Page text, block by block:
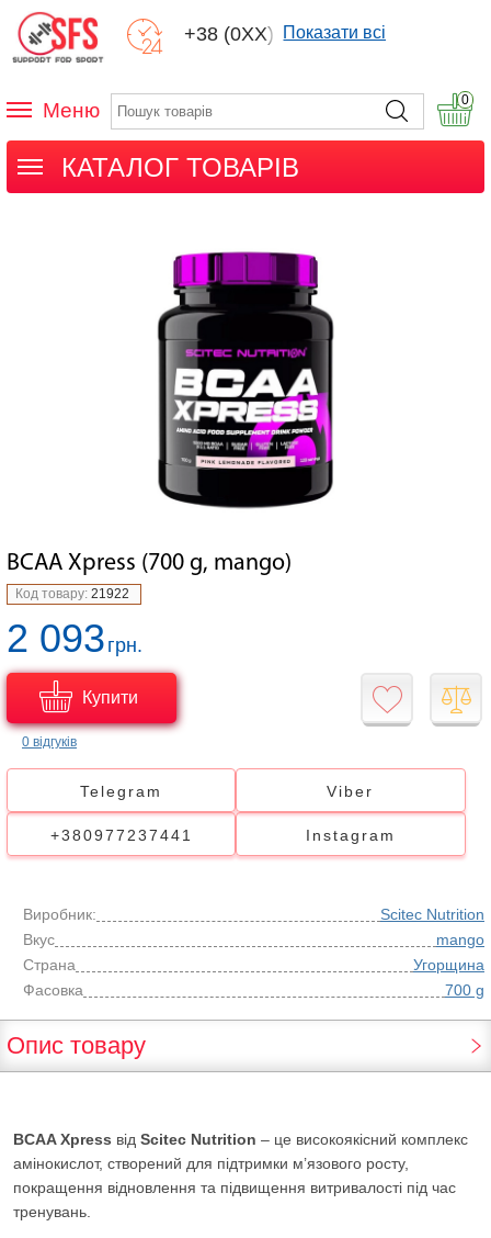
+38 (0XX) XXXПоказати всі
Меню 0
КАТАЛОГ ТОВАРІВ
BCAA Xpress (700 g, mango)
Код товару: 21922
2 093грн.
Купити
0 відгуків
Telegram Viber
+380977237441 Instagram
Виробник:
Scitec Nutrition
Вкус
mango
Страна
Угорщина
Фасовка
700 g
Опис товару
BCAA Xpress від Scitec Nutrition – це високоякісний комплекс
амінокислот, створений для підтримки м’язового росту,
покращення відновлення та підвищення витривалості під час
тренувань.